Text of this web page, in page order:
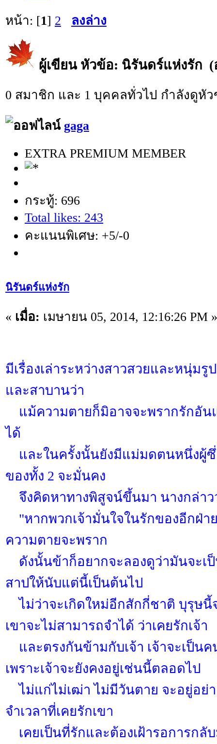
หน้า: [1] 2 ลงล่าง
ผู้เขียนหัวข้อ: นิรันดร์แห่งรัก (
0 สมาชิก และ 1 บุคคลทั่วไป กำลังดูหั
gaga
EXTRA PREMIUM MEMBER
กระทู้: 696
Total likes: 243
คะแนนพิเศษ: +5/-0
นิรันดร์แห่งรัก
« เมื่อ: เมษายน 05, 2014, 12:16:26 PM »
มีเรื่องเล่าระหว่างสาวสวยและหนุ่ม
และสาบานว่า
แม้ความตายก็มิอาจจะพรากรักอัน
ได้
และในครั้งนั้นยังมีแม่มดตนหนึ่งผู้ซึ่
ของทั้ง 2 จะมั่นคง
จึงคิดหาทางพิสูจน์ขึ้นมา นางกล่าว
"หากพวกเจ้ามั่นใจในรักของอีกฝ่า
ความตายจะพราก
ดังนั้นข้าก็อยากจะลองดูว่ามันจะเ
สาปให้นับแต่นี้เป็นต้นไป
ไม่ว่าจะเกิดใหม่อีกสักกี่ชาติ บุรุษนี้
เขาจะไม่สามารถจำได้ ว่าเคยรักเจ้า
และตรงกันข้ามกับเจ้า เจ้าจะเป็น
เพราะเจ้าจะยังคงอยู่เช่นนี้ตลอดไป
ไม่แก่ไม่เฒ่า ไม่มีวันตาย จะอยู่อย่า
จำเวลาที่เคยรักเขา
เคยเป็นที่รักและต้องเฝ้ารอการกลั